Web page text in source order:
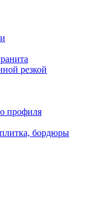
резкой
профиля
бордюры